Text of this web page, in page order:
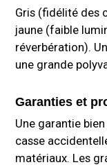
Gris (fidélité des
jaune (faible
réverbération).
une grande
Garanties et
Une garantie
casse
matériaux. Les